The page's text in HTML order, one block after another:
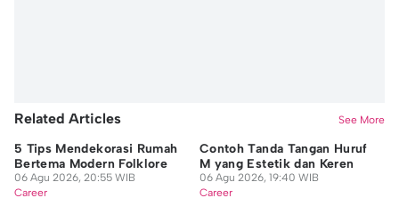
Related Articles See More
5 Tips Mendekorasi Rumah
Bertema Modern Folklore
06 Agu 2026, 20:55 WIB
Career
Contoh Tanda Tangan Huruf
M yang Estetik dan Keren
06 Agu 2026, 19:40 WIB
Career